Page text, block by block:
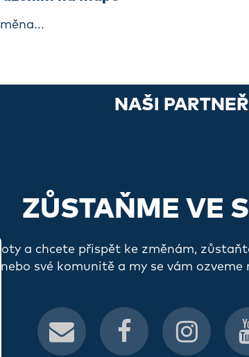
NAŠI PARTNEŘI
ZŮSTAŇME VE
a chcete přispět ke změnám,
nebo své komunitě a my se vám